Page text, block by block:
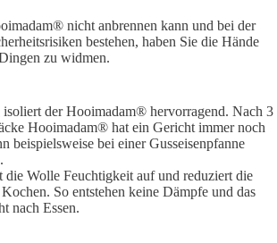
nicht anbrennen kann und bei der
bestehen, haben Sie die Hände
zu widmen.
der Hooimadam® hervorragend. Nach 3
Hooimadam® hat ein Gericht immer noch
beispielsweise bei einer Gusseisenpfanne
die Wolle Feuchtigkeit auf und reduziert die
So entstehen keine Dämpfe und das
nach Essen.